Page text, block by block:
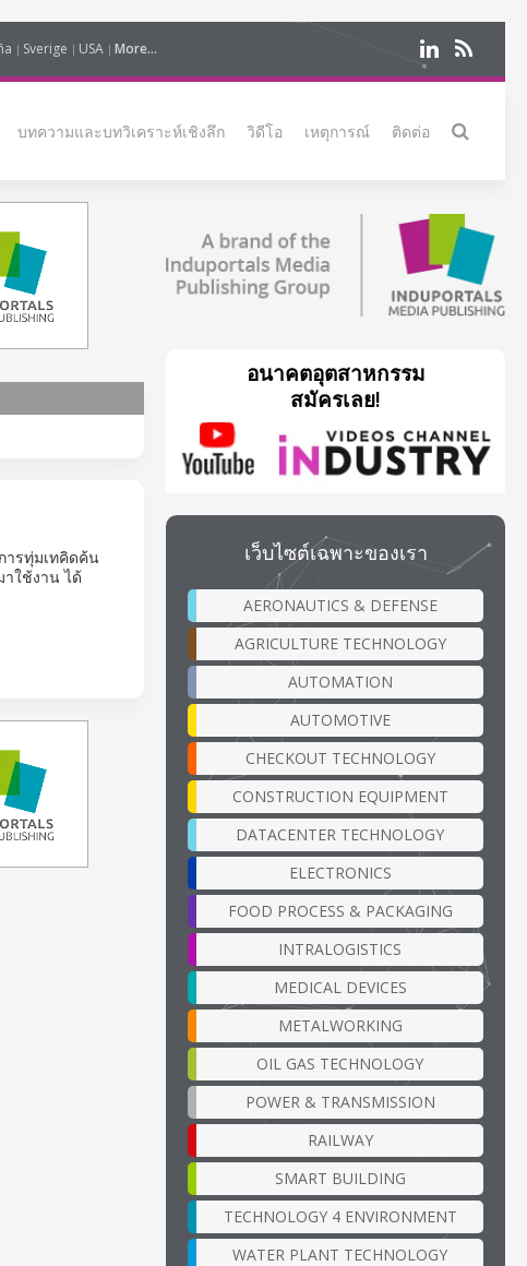
Sverige USA More...
บทความและบทวิเคราะห์เชิงลึก วิดีโอ เหตุการณ์ ติดต่อ
ารทุ่มเทคิดค้น
ใช้งาน ได้
อนาคตอุตสาหกรรม
สมัครเลย!
เว็บไซต์เฉพาะของเรา
AERONAUTICS & DEFENSE
AGRICULTURE TECHNOLOGY
AUTOMATION
AUTOMOTIVE
CHECKOUT TECHNOLOGY
CONSTRUCTION EQUIPMENT
DATACENTER TECHNOLOGY
ELECTRONICS
FOOD PROCESS & PACKAGING
INTRALOGISTICS
MEDICAL DEVICES
METALWORKING
OIL GAS TECHNOLOGY
POWER & TRANSMISSION
RAILWAY
SMART BUILDING
TECHNOLOGY 4 ENVIRONMENT
WATER PLANT TECHNOLOGY